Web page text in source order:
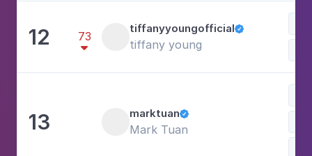
12 73

tiffanyyoungofficial
tiffany young
13 marktuan
Mark Tuan